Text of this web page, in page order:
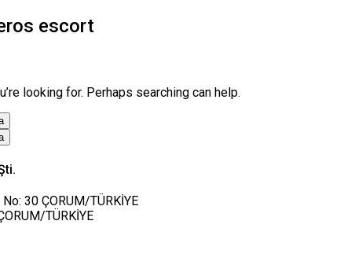
escort
looking for. Perhaps searching can help.
30 ÇORUM/TÜRKİYE
TÜRKİYE